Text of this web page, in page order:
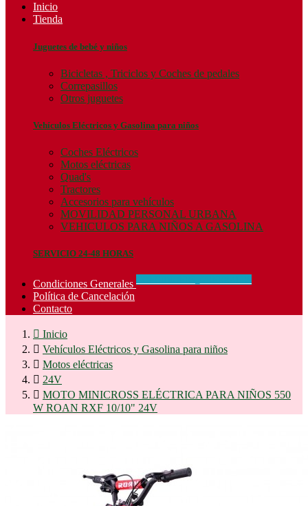
Inicio
Tienda
Juguetes de bebé y niños
Bicicletas , Triciclos y Coches de pedales
Correpasillos
Otros juguetes
Vehículos Eléctricos y Gasolina para niños
Coches Eléctricos
Motos eléctricas
Quad's
Tractores
Accesorios para vehículos
MOVILIDAD PERSONAL URBANA
VEHICULOS PARA NIÑOS A GASOLINA
SERVICIO 24-48 HORAS
Condiciones Generales
Política de Cancelación
Contacto
 Inicio
 Vehículos Eléctricos y Gasolina para niños
 Motos eléctricas
 24V
 MOTO MINICROSS ELÉCTRICA PARA NIÑOS 550
W ROAN RXF 10/10" 24V